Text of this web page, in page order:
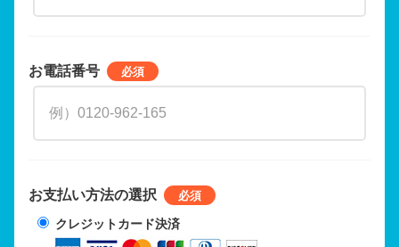
お電話番号
お支払い方法の選択
クレジットカード決済